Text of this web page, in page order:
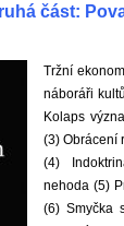
část:
Tržní
náboráři
Kolaps
(3) Obrácení
(4)
nehoda (5)
(6) Smyčka